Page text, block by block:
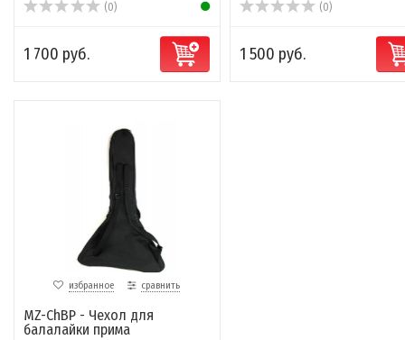
(0)
1 700 руб.
(0)
1 500 руб.
избранное сравнить
MZ-ChBP - Чехол для
балалайки прима